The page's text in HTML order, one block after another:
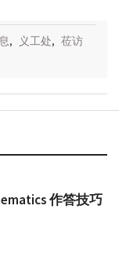
, 义工处, 莅访
作答技巧